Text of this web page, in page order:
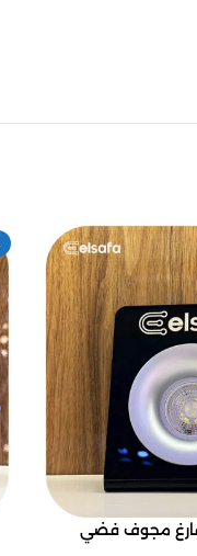
مجوف فضي